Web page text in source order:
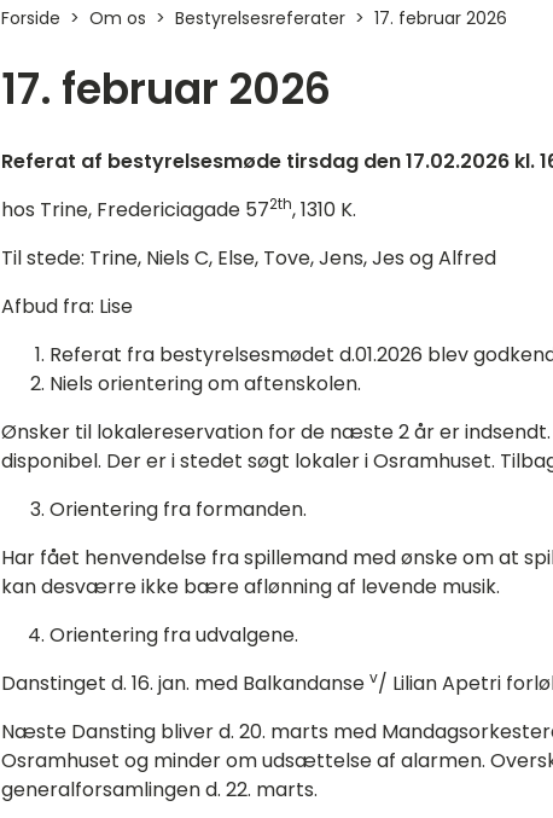
Forside Om os Bestyrelsesreferater 17. februar 2026
17. februar 2026
Referat af bestyrelsesmøde tirsdag den 17.02.2026 kl.
hos Trine, Fredericiagade 572th, 1310 K.
Til stede: Trine, Niels C, Else, Tove, Jens, Jes og Alfred
Afbud fra: Lise
Referat fra bestyrelsesmødet d.01.2026 blev
Niels orientering om aftenskolen.
Ønsker til lokalereservation for de næste 2 år er
disponibel. Der er i stedet søgt lokaler i Osramhuset.
Orientering fra formanden.
Har fået henvendelse fra spillemand med ønske om at
kan desværre ikke bære aflønning af levende musik.
Orientering fra udvalgene.
Danstinget d. 16. jan. med Balkandanse v/ Lilian Apetri
Næste Dansting bliver d. 20. marts med
Osramhuset og minder om udsættelse af alarmen.
generalforsamlingen d. 22. marts.